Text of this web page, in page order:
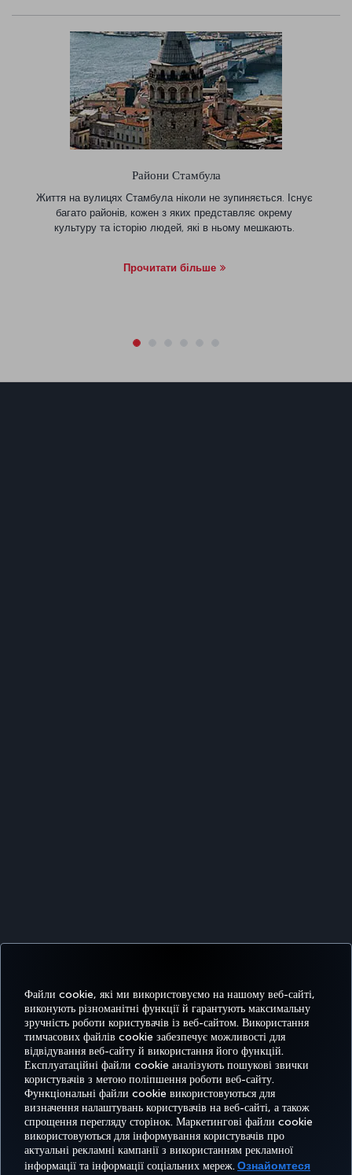
Файли cookie, які ми використовуємо на нашому веб-сайті,
виконують різноманітні функції й гарантують максимальну
зручність роботи користувачів із веб-сайтом. Використання
тимчасових файлів cookie забезпечує можливості для
відвідування веб-сайту й використання його функцій.
Експлуатаційні файли cookie аналізують пошукові звички
користувачів з метою поліпшення роботи веб-сайту.
Функціональні файли cookie використовуються для
визначення налаштувань користувачів на веб-сайті, а також
спрощення перегляду сторінок. Маркетингові файли cookie
використовуються для інформування користувачів про
актуальні рекламні кампанії з використанням рекламної
інформації та інформації соціальних мереж.Ознайомтеся
Райони Стамбула
Життя на вулицях Стамбула ніколи не зупиняється. Існує
багато районів, кожен з яких представляє окрему
культуру та історію людей, які в ньому мешкають.
Прочитати більше
Facebook
TwitterInstagram
YouTubeLinkedIn
TiktokБлогPinterest
БРОНЮВАННЯ
ТА КЕРУВАННЯ
ВРАЖЕННЯ
ПРОПОЗИЦІЇ
ДОВІДКА